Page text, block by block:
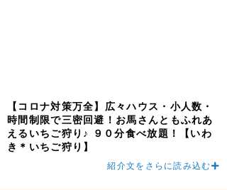
【コロナ対策万全】広々ハウス・小人数・
時間制限で三密回避！お馬さんともふれあ
えるいちご狩り♪ ９０分食べ放題！【いわ
き＊いちご狩り】
紹介文をさらに読み込む